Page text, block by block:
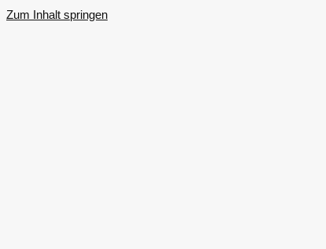
Zum Inhalt springen